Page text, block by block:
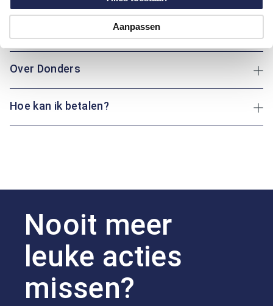
Aanpassen
Over Donders
Hoe kan ik betalen?
Nooit meer
leuke acties
missen?